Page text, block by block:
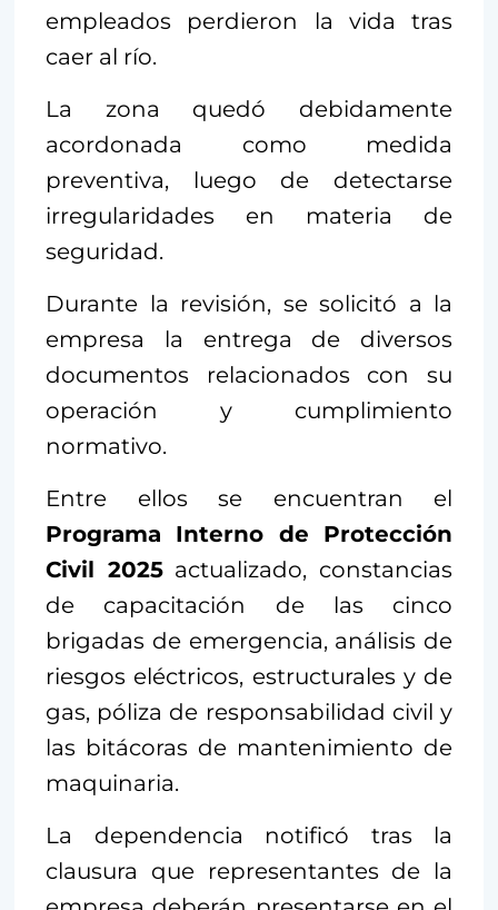
empleados perdieron la vida tras
caer al río.
La zona quedó debidamente
acordonada como medida
preventiva, luego de detectarse
irregularidades en materia de
seguridad.
Durante la revisión, se solicitó a la
empresa la entrega de diversos
documentos relacionados con su
operación y cumplimiento
normativo.
Entre ellos se encuentran el
Programa Interno de Protección
Civil 2025actualizado, constancias
de capacitación de las cinco
brigadas de emergencia, análisis de
riesgos eléctricos, estructurales y de
gas, póliza de responsabilidad civil y
las bitácoras de mantenimiento de
maquinaria.
La dependencia notificó tras la
clausura que representantes de la